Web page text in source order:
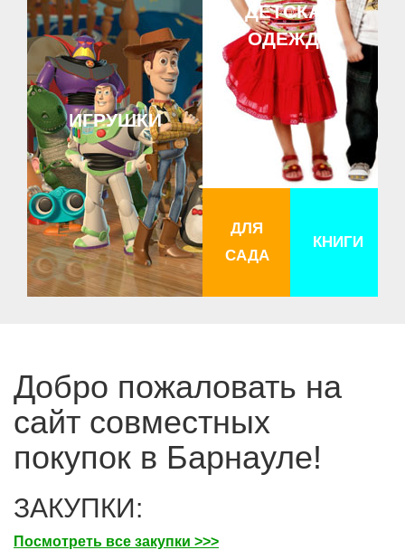
ИГРУШКИ
ДЕТСКАЯ
ОДЕЖДА
ДЛЯ
САДА
КНИГИ
Добро пожаловать на
сайт совместных
покупок в Барнауле!
ЗАКУПКИ:
Посмотреть все закупки >>>